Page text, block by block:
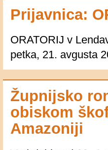
Prijavnica:
ORATORIJ v
petka, 21. avgusta
Župnijsko
obiskom
Amazoniji